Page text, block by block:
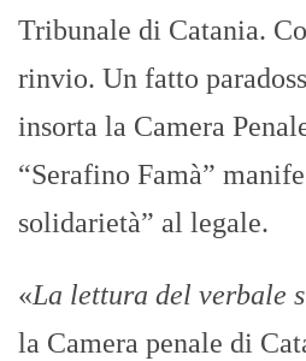
Tribunale di Catania.
rinvio. Un fatto
insorta la Camera
“Serafino Famà”
solidarietà” al legale.
«La lettura del verbale
la Camera penale di